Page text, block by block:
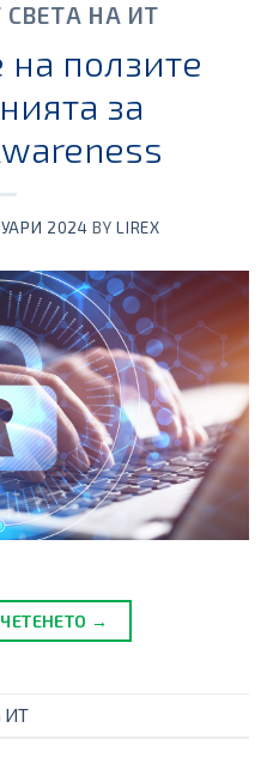
НА ИТ
ползите
за
2024 BYLIREX
→
ИТ